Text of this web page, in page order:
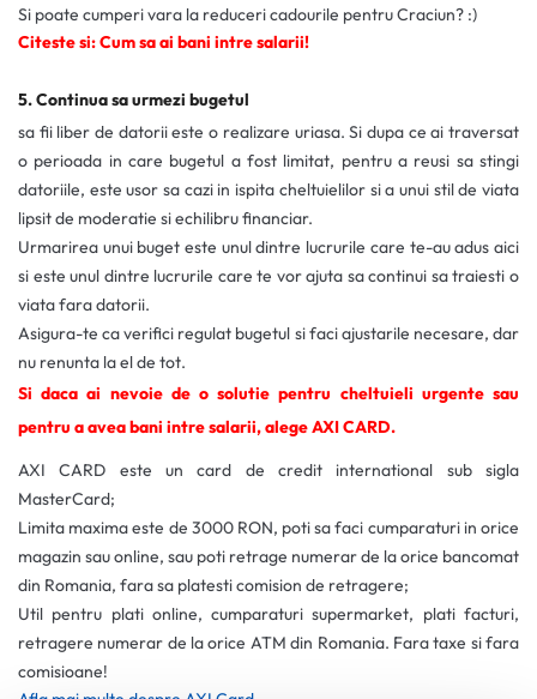
Si poate cumperi vara la reduceri cadourile pentru Craciun? :)
Citeste si: Cum sa ai bani intre salarii!
5. Continua sa urmezi bugetul
sa fii liber de datorii este o realizare uriasa. Si dupa ce ai traversat
o perioada in care bugetul a fost limitat, pentru a reusi sa stingi
datoriile, este usor sa cazi in ispita cheltuielilor si a unui stil de viata
lipsit de moderatie si echilibru financiar.
Urmarirea unui buget este unul dintre lucrurile care te-au adus aici
si este unul dintre lucrurile care te vor ajuta sa continui sa traiesti o
viata fara datorii.
Asigura-te ca verifici regulat bugetul si faci ajustarile necesare, dar
nu renunta la el de tot.
Si daca ai nevoie de o solutie pentru cheltuieli urgente sau
pentru a avea bani intre salarii, alege AXI CARD.
AXI CARD este un card de credit international sub sigla
MasterCard;
Limita maxima este de 3000 RON, poti sa faci cumparaturi in orice
magazin sau online, sau poti retrage numerar de la orice bancomat
din Romania, fara sa platesti comision de retragere;
Util pentru plati online, cumparaturi supermarket, plati facturi,
retragere numerar de la orice ATM din Romania. Fara taxe si fara
comisioane!